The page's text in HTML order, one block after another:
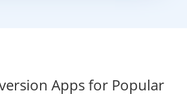
Apps for Popular